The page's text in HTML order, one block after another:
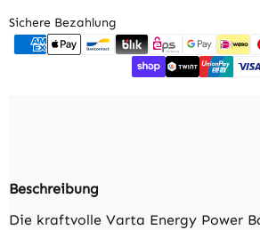
Sichere Bezahlung
Beschreibung
Die kraftvolle Varta Energy Power